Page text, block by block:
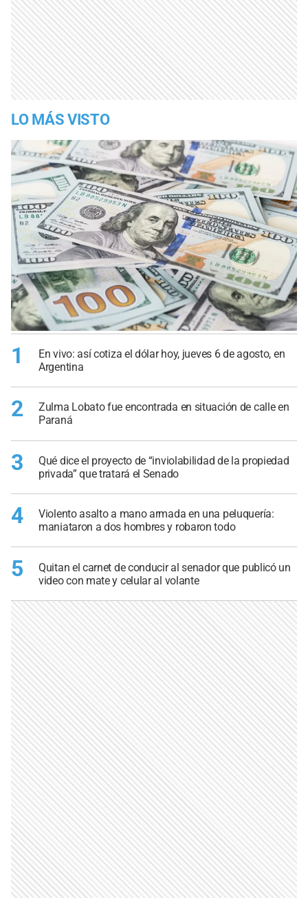
LO MÁS VISTO
1
En vivo: así cotiza el dólar hoy, jueves 6 de agosto, en
Argentina
2
Zulma Lobato fue encontrada en situación de calle en
Paraná
3
Qué dice el proyecto de “inviolabilidad de la propiedad
privada” que tratará el Senado
4
Violento asalto a mano armada en una peluquería:
maniataron a dos hombres y robaron todo
5
Quitan el carnet de conducir al senador que publicó un
video con mate y celular al volante